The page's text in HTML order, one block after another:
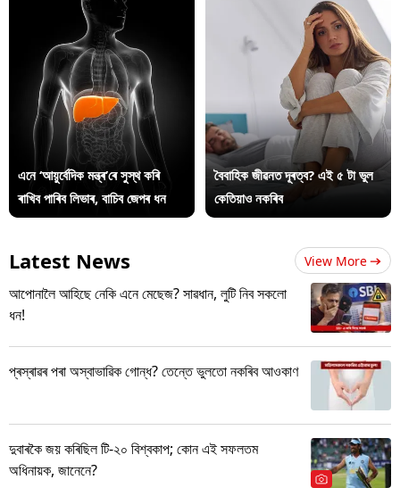
এনে ‘আয়ুৰ্বেদিক মন্ত্ৰ’ৰে সুস্থ কৰি
ৰাখিব পাৰিব লিভাৰ, বাচিব জেপৰ ধন
বৈবাহিক জীৱনত দূৰত্ব? এই ৫ টা ভুল
কেতিয়াও নকৰিব
Latest News View More
আপোনালৈ আহিছে নেকি এনে মেছেজ? সাৱধান, লুটি নিব সকলো
ধন!
প্ৰস্ৰাৱৰ পৰা অস্বাভাৱিক গোন্ধ? তেন্তে ভুলতো নকৰিব আওকাণ
দুবাৰকৈ জয় কৰিছিল টি-২০ বিশ্বকাপ; কোন এই সফলতম
অধিনায়ক, জানেনে?